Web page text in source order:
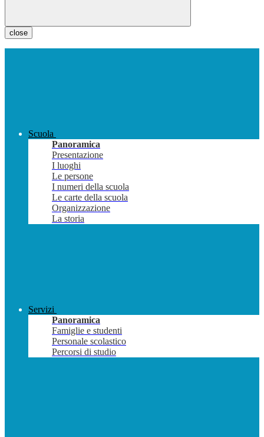
close
Scuola
Panoramica
Presentazione
I luoghi
Le persone
I numeri della scuola
Le carte della scuola
Organizzazione
La storia
Servizi
Panoramica
Famiglie e studenti
Personale scolastico
Percorsi di studio